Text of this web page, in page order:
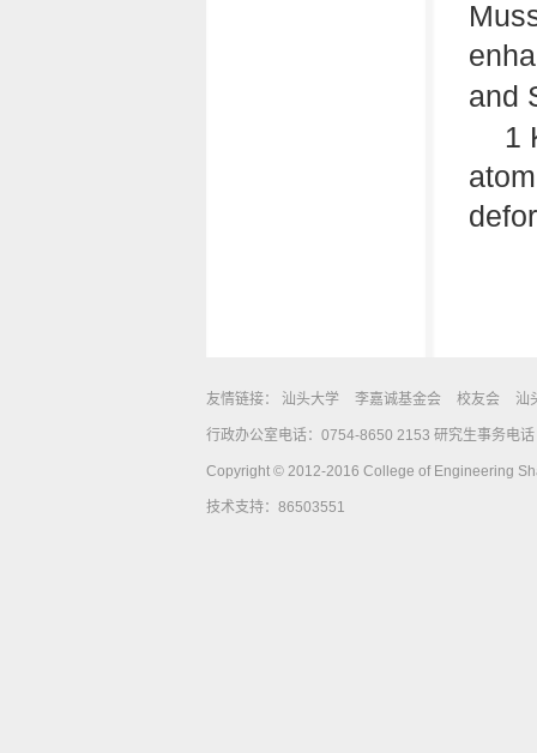
and
1
友情链接： 汕头大学 李嘉诚基金会 校友会 汕
行政办公室电话：0754-8650 2153 研究生事务电
Copyright © 2012-2016 College of Engineering
技术支持：86503551